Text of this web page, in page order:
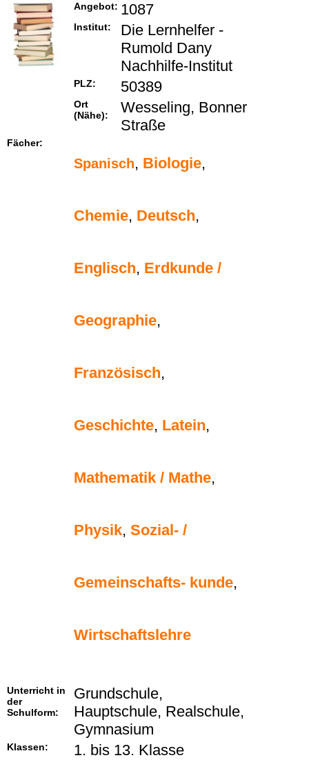
Angebot: 1087
Institut:
Die Lernhelfer -
Rumold Dany
Nachhilfe-Institut
PLZ: 50389
Ort
(Nähe):
Wesseling, Bonner
Straße
Fächer:
Spanisch, Biologie,
Chemie, Deutsch,
Englisch, Erdkunde /
Geographie,
Französisch,
Geschichte, Latein,
Mathematik / Mathe,
Physik, Sozial- /
Gemeinschafts- kunde,
Wirtschaftslehre
Unterricht in
der
Schulform:
Grundschule,
Hauptschule, Realschule,
Gymnasium
Klassen: 1. bis 13. Klasse